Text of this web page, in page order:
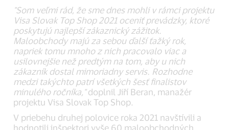
"Som veľmi rád, že sme dnes mohli v rámci projektu
Visa Slovak Top Shop 2021 oceniť prevádzky, ktoré
poskytujú najlepší zákaznický zážitok.
Maloobchody majú za sebou ďalší ťažký rok,
napriek tomu mnoho z nich pracovalo viac a
usilovnejšie než predtým na tom, aby u nich
zákazník dostal mimoriadny servis. Rozhodne
medzi takýchto patrí všetkých šesť finalistov
minulého ročníka,"doplnil Jiří Beran, manažér
projektu Visa Slovak Top Shop.
V priebehu druhej polovice roka 2021 navštívili a
hodnotili inšpektori vyše 60 maloobchodných